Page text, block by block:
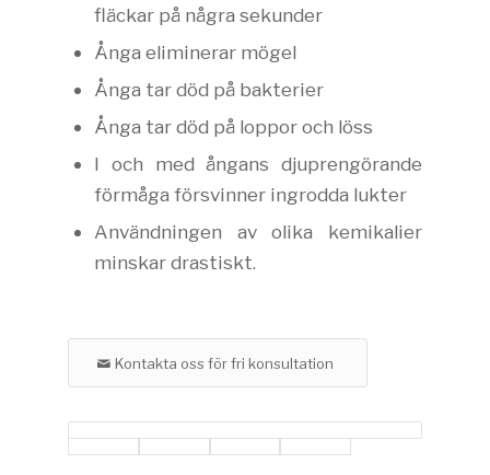
fläckar på några sekunder
Ånga eliminerar mögel
Ånga tar död på bakterier
Ånga tar död på loppor och löss
I och med ångans djuprengörande
förmåga försvinner ingrodda lukter
Användningen av olika kemikalier
minskar drastiskt.
Kontakta oss för fri konsultation